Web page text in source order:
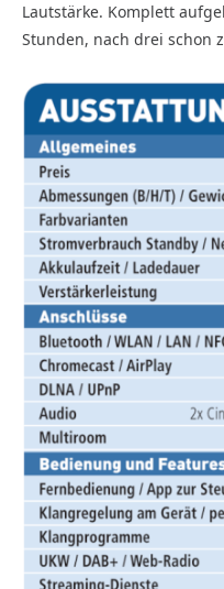
Lautstärke. Komplett
Stunden, nach drei schon